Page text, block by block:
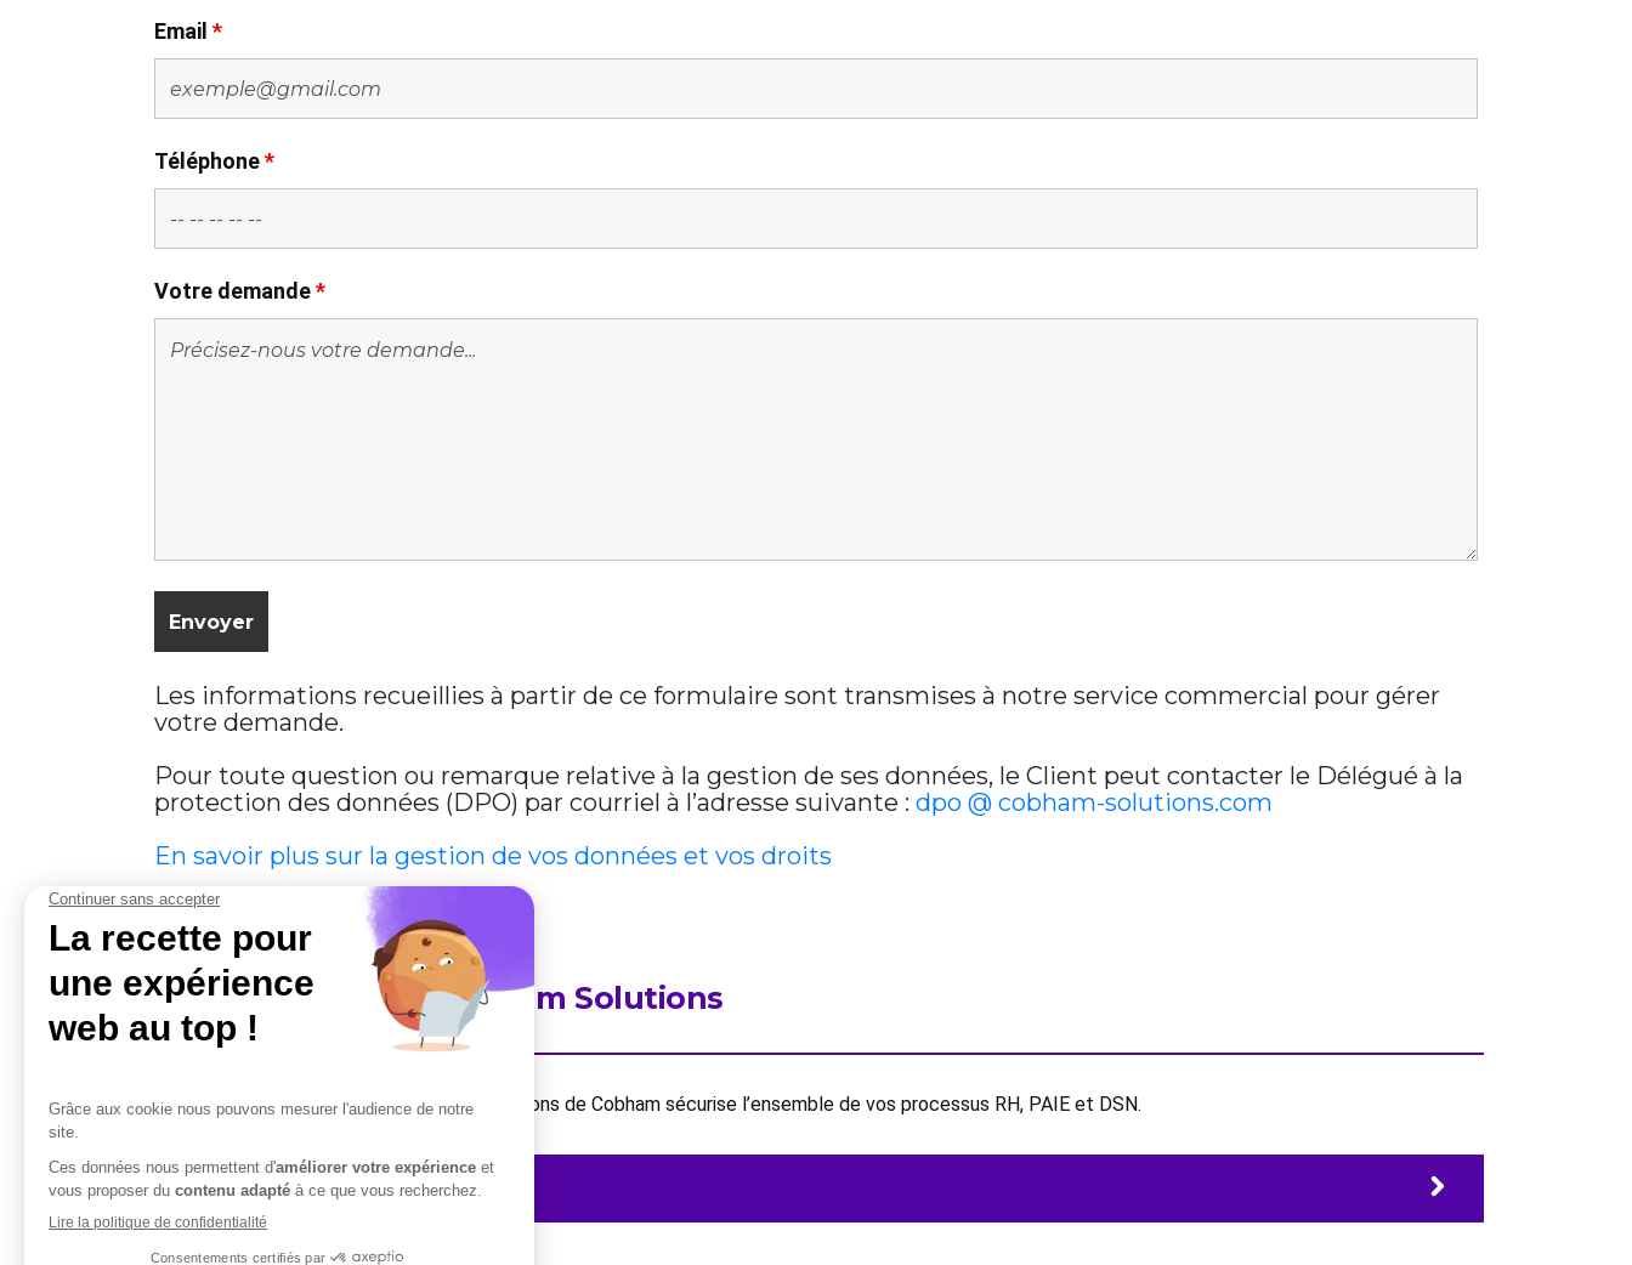
Email *
Téléphone*
Votre demande*
Les informations recueillies à partir de ce formulaire sont transmises à notre service commercial pour gérer
votre demande.
Pour toute question ou remarque relative à la gestion de ses données, le Client peut contacter le Délégué à la
protection des données (DPO) par courriel à l’adresse suivante : dpo @ cobham-solutions.com
En savoir plus sur la gestion de vos données et vos droits
En savoir plus sur Cobham Solutions
Destiné aux professionnels, la suite de solutions de Cobham sécurise l’ensemble de vos processus RH, PAIE et DSN.
Contactez-nous